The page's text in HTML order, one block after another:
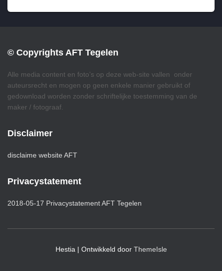
© Copyrights AFT Tegelen
Alle media content en foto’s op deze web-site vallen onder
auteursrecht en mogen op geen enkele manier gebruikt of
gedownload worden zonder schriftelijke toestemming van de
maker / fotograaf.
Disclaimer
disclaime website AFT
Privacystatement
2018-05-17 Privacystatement AFT Tegelen
Hestia | Ontwikkeld door ThemeIsle